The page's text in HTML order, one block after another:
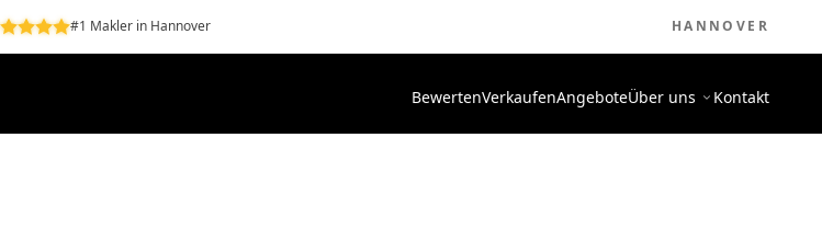
#1 Makler in Hannover HANNOVER
BewertenVerkaufenAngeboteÜber uns Kontakt